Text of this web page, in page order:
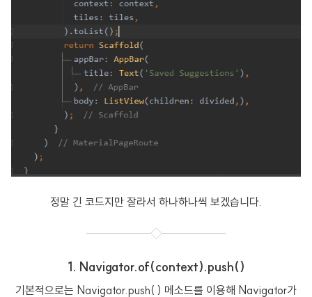
정말 긴 코드지만 잘라서 하나하나씩 보겠습니다.
1. Navigator.of(context).push()
기본적으로는 Navigator.push( ) 메소드를 이용해 Navigator가